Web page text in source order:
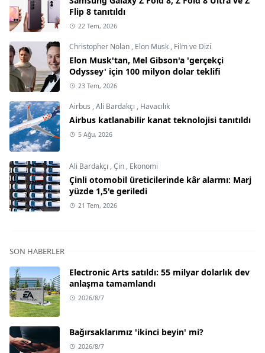
Flip 8 tanıtıldı
22 Tem, 2026
Christopher Nolan , Elon Musk , Film ve Dizi
Elon Musk'tan, Mel Gibson'a 'gerçekçi
Odyssey' için 100 milyon dolar teklifi
23 Tem, 2026
Airbus ,Ali Bardakçı , Havacılık
Airbus katlanabilir kanat teknolojisi tanıtıldı
5 Ağu, 2026
Ali Bardakçı ,Çin , Ekonomi
Çinli otomobil üreticilerinde kâr alarmı: Marj
yüzde 1,5'e geriledi
21 Tem, 2026
SON HABERLER
Electronic Arts satıldı: 55 milyar dolarlık dev
anlaşma tamamlandı
2026/8/7
Bağırsaklarımız 'ikinci beyin' mi?
2026/8/7